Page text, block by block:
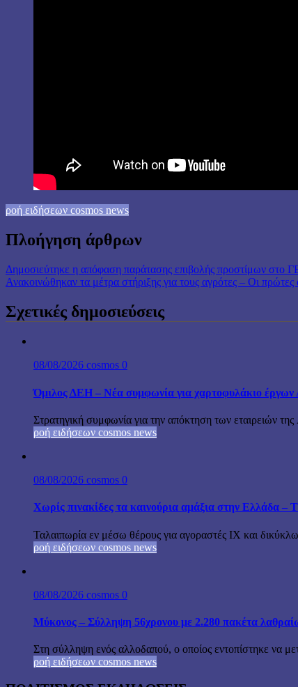
ροή ειδήσεων cosmos news
Πλοήγηση άρθρων
Δημοσιεύτηκε η απόφαση παράτασης επιβολής προστίμων
Ανακοινώθηκαν τα μέτρα στήριξης για τους αγρότες – Οι πρώτες
Σχετικές δημοσιεύσεις
08/08/2026 cosmos 0
Όμιλος ΔΕΗ – Νέα συμφωνία για χαρτοφυλάκιο
Στρατηγική συμφωνία για την απόκτηση των εταιρειών
ροή ειδήσεων cosmos news
08/08/2026 cosmos 0
Χωρίς πινακίδες τα καινούρια αμάξια στην Ελλάδα –
Ταλαιπωρία εν μέσω θέρους για αγοραστές ΙΧ και
ροή ειδήσεων cosmos news
08/08/2026 cosmos 0
Μύκονος – Σύλληψη 56χρονου με 2.280 πακέτα
Στη σύλληψη ενός αλλοδαπού, ο οποίος εντοπίστηκε να
ροή ειδήσεων cosmos news